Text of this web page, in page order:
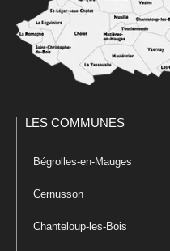
LES COMMUNES
Bégrolles-en-Mauges
Cernusson
Chanteloup-les-Bois